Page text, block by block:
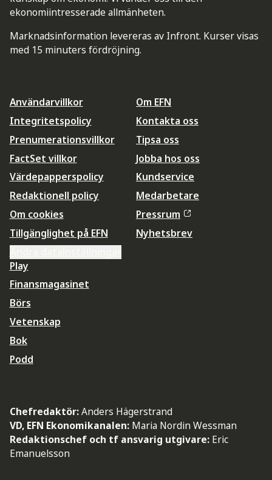
ekonomiintresserade allmänheten.
Marknadsinformation levereras av Infront. Kurser visas
med 15 minuters fördröjning.
Användarvillkor
Integritetspolicy
Prenumerationsvillkor
FactSet villkor
Värdepapperspolicy
Redaktionell policy
Om cookies
Tillgänglighet på EFN
Om EFN
Kontakta oss
Tipsa oss
Jobba hos oss
Kundservice
Medarbetare
Pressrum
Nyhetsbrev
Play
Finansmagasinet
Börs
Vetenskap
Bok
Podd
Chefredaktör:Anders Hägerstrand
VD, EFN Ekonomikanalen: Maria Nordin Wessman
Redaktionschef och tf ansvarig utgivare: Eric
Emanuelsson